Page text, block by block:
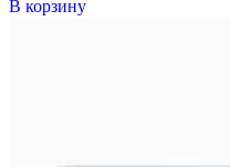
В корзину